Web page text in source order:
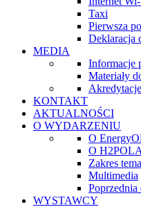
Taxi
Pierwsza
Deklaracja
MEDIA
Informacje
Materiały
Akredytacje
KONTAKT
AKTUALNOŚCI
O WYDARZENIU
O
O
Zakres
Multimedia
Poprzednia
WYSTAWCY